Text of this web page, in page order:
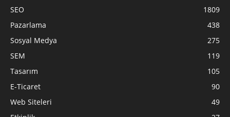
SEO
1809
Pazarlama
438
Sosyal Medya
275
SEM
119
Tasarım
105
E-Ticaret
90
Web Siteleri
49